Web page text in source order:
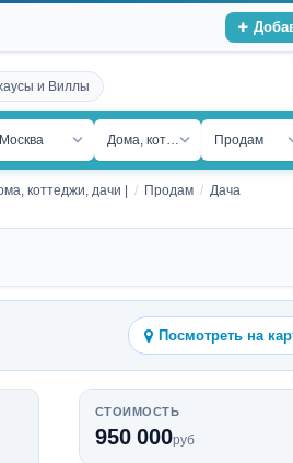
и Виллы
Москва Дома, коттеджи, дачиПродам
коттеджи, дачи | Продам Дача
Посмотреть на
СТОИМОСТЬ
950 000руб